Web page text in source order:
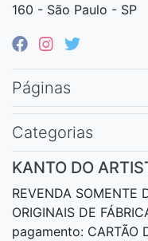
160 - São Paulo - SP
Páginas
Categorias
KANTO DO
REVENDA SOMENTE
ORIGINAIS DE
pagamento: CARTÃO